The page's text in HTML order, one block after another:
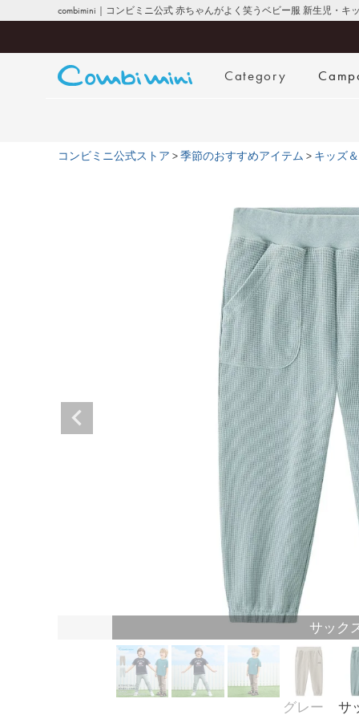
combimini｜コンビミニ公式 赤ちゃんがよく笑うベビー服 新生児・キ
Category
コンビミニ公式ストア 季節のおすすめアイテム キッズ
サック
グレー サ